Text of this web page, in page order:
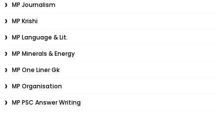
MP Journalism
MP Krishi
MP Language & Lit.
MP Minerals & Energy
MP One Liner Gk
MP Organisation
MP PSC Answer Writing